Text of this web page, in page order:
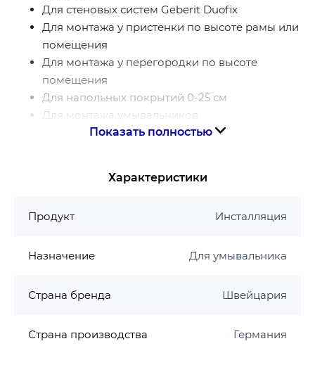
Для стеновых систем Geberit Duofix
Для монтажа у пристенки по высоте рамы или
помещения
Для монтажа у перегородки по высоте
помещения
Для напольных покрытий 0-25 см
Для монтажа умывальников
Для вертикальных смесителей
умывальника Geberit Duofix
защищенная от коррозии порошковым
С выдвижной пластиной для бокового
металлических или деревянных профилях или
Альтернативное положение крепления для
Показать полностью
Характеристики
Продукт Инсталляция
Назначение Для умывальника
Страна бренда Швейцария
Страна производства Германия